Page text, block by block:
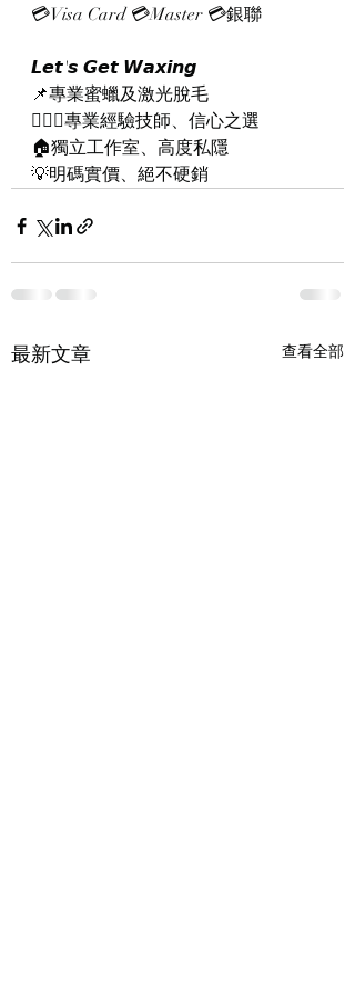
💳Visa Card 💳Master 💳銀聯
𝙇𝙚𝙩'𝙨 𝙂𝙚𝙩 𝙒𝙖𝙭𝙞𝙣𝙜
📌專業蜜蠟及激光脫毛
👨🏻‍⚕專業經驗技師、信心之選
🏠獨立工作室、高度私隱
💡明碼實價、絕不硬銷
最新文章 查看全部